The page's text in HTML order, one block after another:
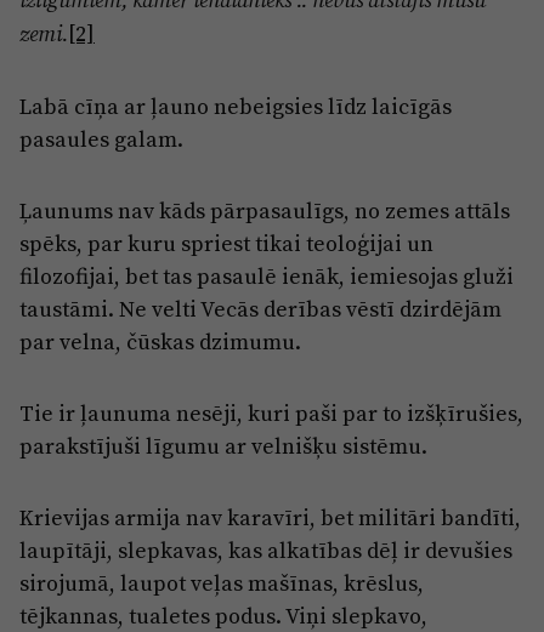
zemi.[2]
Labā cīņa ar ļauno nebeigsies līdz laicīgās
pasaules galam.
Ļaunums nav kāds pārpasaulīgs, no zemes attāls
spēks, par kuru spriest tikai teoloģijai un
filozofijai, bet tas pasaulē ienāk, iemiesojas gluži
taustāmi. Ne velti Vecās derības vēstī dzirdējām
par velna, čūskas dzimumu.
Tie ir ļaunuma nesēji, kuri paši par to izšķīrušies,
parakstījuši līgumu ar velnišķu sistēmu.
Krievijas armija nav karavīri, bet militāri bandīti,
laupītāji, slepkavas, kas alkatības dēļ ir devušies
sirojumā, laupot veļas mašīnas, krēslus,
tējkannas, tualetes podus. Viņi slepkavo,